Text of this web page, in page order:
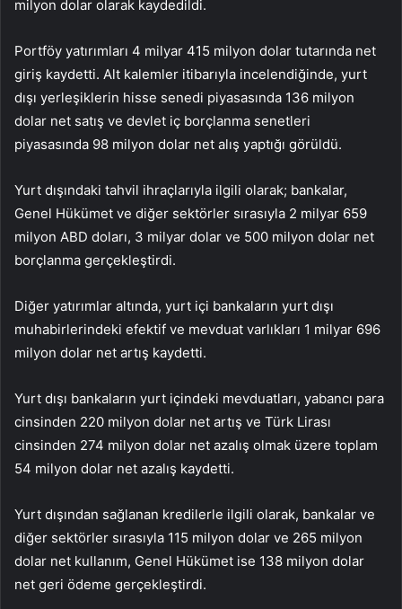
milyon dolar olarak kaydedildi.
Portföy yatırımları 4 milyar 415 milyon dolar tutarında net
giriş kaydetti. Alt kalemler itibarıyla incelendiğinde, yurt
dışı yerleşiklerin hisse senedi piyasasında 136 milyon
dolar net satış ve devlet iç borçlanma senetleri
piyasasında 98 milyon dolar net alış yaptığı görüldü.
Yurt dışındaki tahvil ihraçlarıyla ilgili olarak; bankalar,
Genel Hükümet ve diğer sektörler sırasıyla 2 milyar 659
milyon ABD doları, 3 milyar dolar ve 500 milyon dolar net
borçlanma gerçekleştirdi.
Diğer yatırımlar altında, yurt içi bankaların yurt dışı
muhabirlerindeki efektif ve mevduat varlıkları 1 milyar 696
milyon dolar net artış kaydetti.
Yurt dışı bankaların yurt içindeki mevduatları, yabancı para
cinsinden 220 milyon dolar net artış ve Türk Lirası
cinsinden 274 milyon dolar net azalış olmak üzere toplam
54 milyon dolar net azalış kaydetti.
Yurt dışından sağlanan kredilerle ilgili olarak, bankalar ve
diğer sektörler sırasıyla 115 milyon dolar ve 265 milyon
dolar net kullanım, Genel Hükümet ise 138 milyon dolar
net geri ödeme gerçekleştirdi.